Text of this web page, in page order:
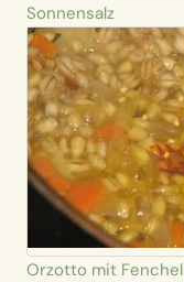
Sonnensalz
Orzotto mit Fenchel